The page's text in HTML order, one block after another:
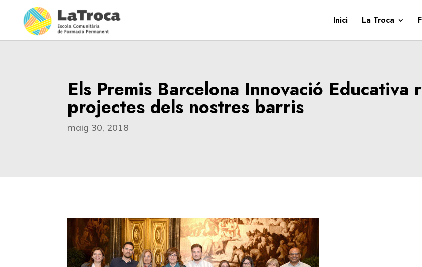
Inici La Troca
Els Premis Barcelona Innovació Educativa
projectes dels nostres barris
maig 30, 2018